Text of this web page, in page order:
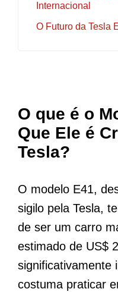
Internacional
O Futuro da Tesla
O que é o
Que Ele é
Tesla?
O modelo E41,
sigilo pela Tesla,
de ser um carro
estimado de US$
significativamente
costuma praticar